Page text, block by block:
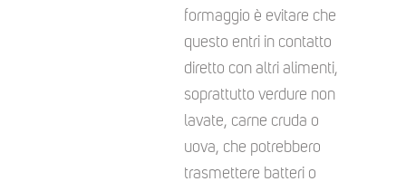
formaggio è evitare che
questo entri in contatto
diretto con altri alimenti,
soprattutto verdure non
lavate, carne cruda o
uova, che potrebbero
trasmettere batteri o